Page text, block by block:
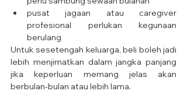
pusat jagaan atau caregiver
profesional perlukan kegunaan
berulang
Untuk sesetengah keluarga, beli boleh jadi
lebih menjimatkan dalam jangka panjang
jika keperluan memang jelas akan
berbulan-bulan atau lebih lama.